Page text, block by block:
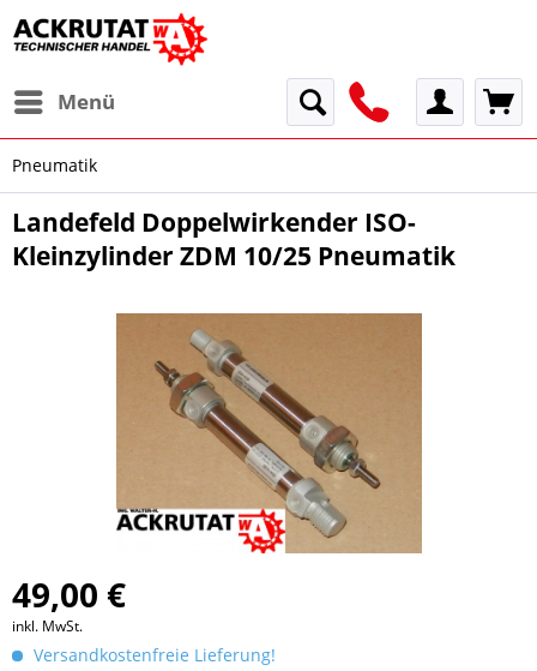
Menü
Pneumatik
Landefeld Doppelwirkender ISO-
Kleinzylinder ZDM 10/25 Pneumatik
49,00 €
inkl. MwSt.
Versandkostenfreie Lieferung!